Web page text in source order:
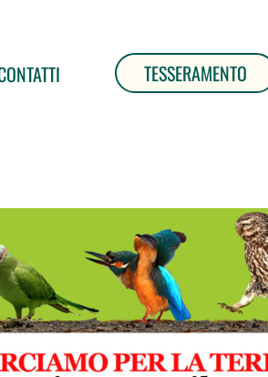
TESSERAMENTO